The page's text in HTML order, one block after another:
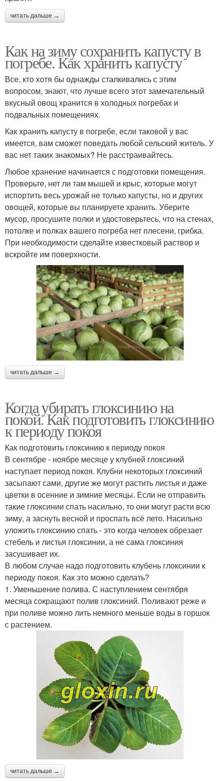
читать дальше →
Как на зиму сохранить капусту в
погребе. Как хранить капусту
Все, кто хотя бы однажды сталкивались с этим
вопросом, знают, что лучше всего этот замечательный
вкусный овощ хранится в холодных погребах и
подвальных помещениях.
Как хранить капусту в погребе, если таковой у вас
имеется, вам сможет поведать любой сельский житель. У
вас нет таких знакомых? Не расстраивайтесь.
Любое хранение начинается с подготовки помещения.
Проверьте, нет ли там мышей и крыс, которые могут
испортить весь урожай не только капусты, но и других
овощей, которые вы планируете хранить. Уберите
мусор, просушите полки и удостоверьтесь, что на стенах,
потолке и полках вашего погреба нет плесени, грибка.
При необходимости сделайте известковый раствор и
вскройте им поверхности.
читать дальше →
Когда убирать глоксинию на
покой. Как подготовить глоксинию
к периоду покоя
Как подготовить глоксинию к периоду покоя
В сентябре - ноябре месяце у клубней глоксиний
наступает период покоя. Клубни некоторых глоксиний
засыпают сами, другие же могут растить листья и даже
цветки в осенние и зимние месяцы. Если не отправить
такие глоксинии спать насильно, то они могут расти всю
зиму, а заснуть весной и проспать всё лето. Насильно
уложить глоксинию спать - это когда человек обрезает
стебель и листья глоксинии, а не сама глоксиния
засушивает их.
В любом случае надо подготовить клубень глоксинии к
периоду покоя. Как это можно сделать?
1. Уменьшение полива. С наступлением сентября
месяца сокращают полив глоксиний. Поливают реже и
при поливе можно лить немного меньше воды в горшок
с растением.
читать дальше →